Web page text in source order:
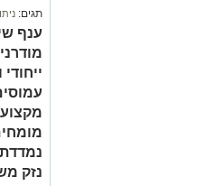
תגים:
ענף
נזק